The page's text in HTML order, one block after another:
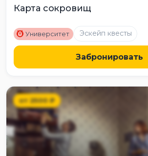
Карта сокровищ
M Университет Эскейп квесты
Забронировать
от 2500₽